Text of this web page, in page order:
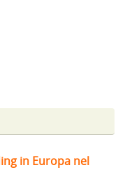
in Europa nel